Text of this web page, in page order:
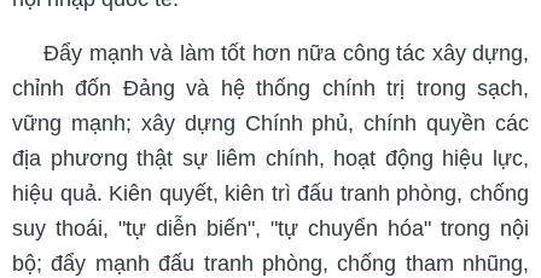
Đẩy mạnh và làm tốt hơn nữa công tác xây dựng,
chỉnh đốn Đảng và hệ thống chính trị trong sạch,
vững mạnh; xây dựng Chính phủ, chính quyền các
địa phương thật sự liêm chính, hoạt động hiệu lực,
hiệu quả. Kiên quyết, kiên trì đấu tranh phòng, chống
suy thoái, "tự diễn biến", "tự chuyển hóa" trong nội
bộ; đẩy mạnh đấu tranh phòng, chống tham nhũng,